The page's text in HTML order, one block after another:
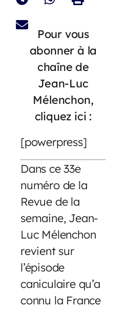
Pour vous
abonner à la
chaîne de
Jean-Luc
Mélenchon,
cliquez ici :
[powerpress]
Dans ce 33e
numéro de la
Revue de la
semaine, Jean-
Luc Mélenchon
revient sur
l’épisode
caniculaire qu’a
connu la France